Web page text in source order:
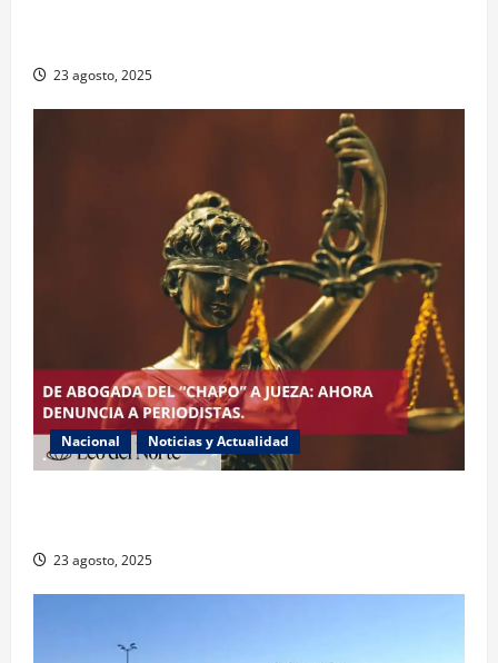
23 agosto, 2025
Nacional Noticias y Actualidad
23 agosto, 2025